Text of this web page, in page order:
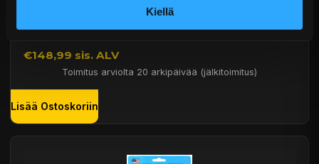
Kiellä
ARP venttiilikannen pultit Hyundai 2.0L Turbo
G4KF
€148,99 sis. ALV
Toimitus arviolta 20 arkipäivää (jälkitoimitus)
Lisää Ostoskoriin